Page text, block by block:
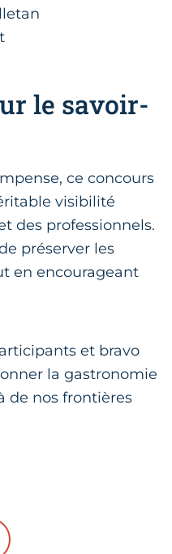
le savoir-
ce concours
visibilité
des professionnels.
préserver les
en encourageant
et bravo
la gastronomie
de nos frontières
MORE